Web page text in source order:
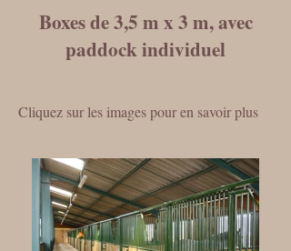
Boxes de 3,5 m x 3 m, avec
paddock individuel
Cliquez sur les images pour en savoir plus